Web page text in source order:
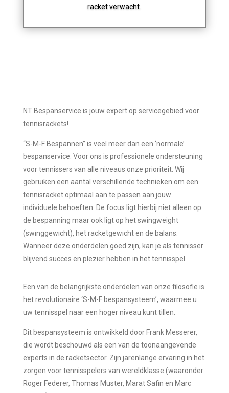
racket verwacht.
NT Bespanservice is jouw expert op servicegebied voor
tennisrackets!
“S-M-F Bespannen” is veel meer dan een ‘normale’
bespanservice. Voor ons is professionele ondersteuning
voor tennissers van alle niveaus onze prioriteit. Wij
gebruiken een aantal verschillende technieken om een
tennisracket optimaal aan te passen aan jouw
individuele behoeften. De focus ligt hierbij niet alleen op
de bespanning maar ook ligt op het swingweight
(swinggewicht), het racketgewicht en de balans.
Wanneer deze onderdelen goed zijn, kan je als tennisser
blijvend succes en plezier hebben in het tennisspel.
Een van de belangrijkste onderdelen van onze filosofie is
het revolutionaire ‘S-M-F bespansysteem’, waarmee u
uw tennisspel naar een hoger niveau kunt tillen.
Dit bespansysteem is ontwikkeld door Frank Messerer,
die wordt beschouwd als een van de toonaangevende
experts in de racketsector. Zijn jarenlange ervaring in het
zorgen voor tennisspelers van wereldklasse (waaronder
Roger Federer, Thomas Muster, Marat Safin en Marc